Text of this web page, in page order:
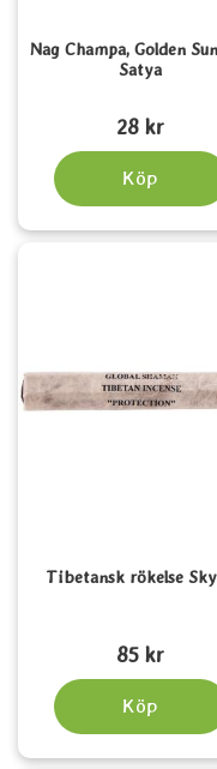
Nag Champa, Golden
Satya
28 kr
Köp
Tibetansk rökelse
85 kr
Köp
Markera tibetansk